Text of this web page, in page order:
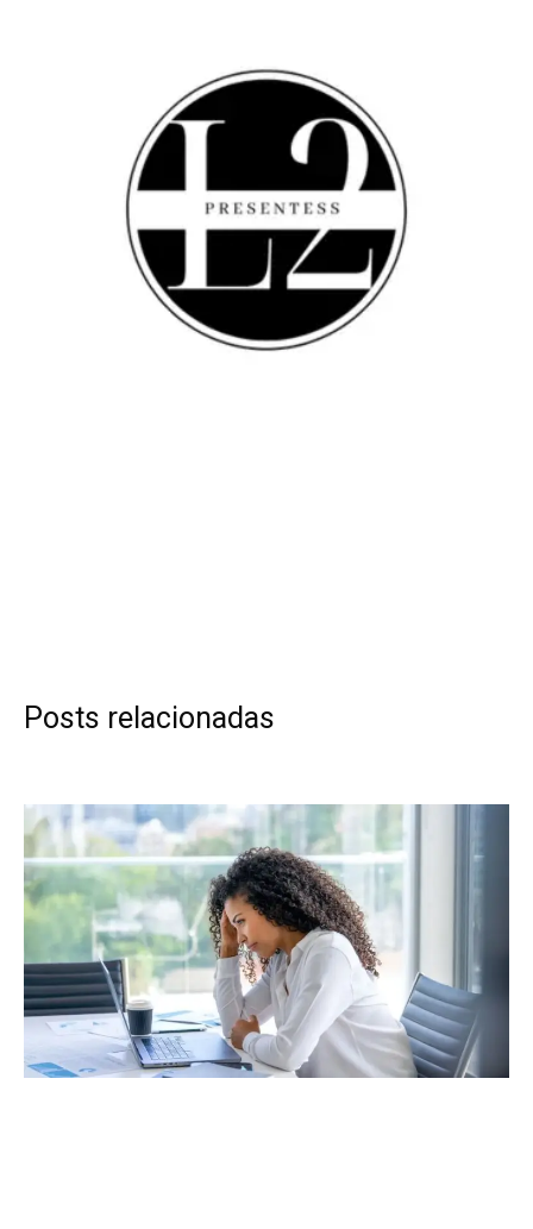
Posts relacionadas